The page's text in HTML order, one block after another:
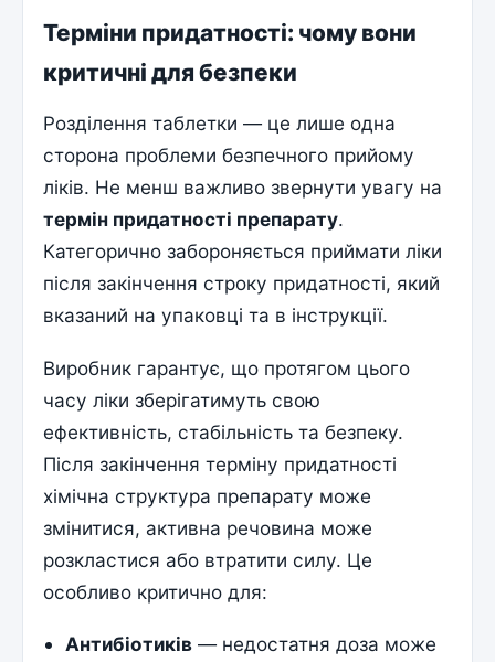
Терміни придатності: чому вони
критичні для безпеки
Розділення таблетки — це лише одна
сторона проблеми безпечного прийому
ліків. Не менш важливо звернути увагу на
термін придатності препарату.
Категорично забороняється приймати ліки
після закінчення строку придатності, який
вказаний на упаковці та в інструкції.
Виробник гарантує, що протягом цього
часу ліки зберігатимуть свою
ефективність, стабільність та безпеку.
Після закінчення терміну придатності
хімічна структура препарату може
змінитися, активна речовина може
розкластися або втратити силу. Це
особливо критично для:
Антибіотиків — недостатня доза може